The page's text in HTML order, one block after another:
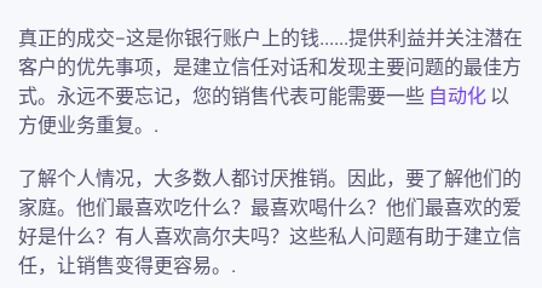
真正的成交--这是你银行账户上的钱......提供利益并关注潜在
客户的优先事项，是建立信任对话和发现主要问题的最佳方
式。永远不要忘记，您的销售代表可能需要一些 自动化以
方便业务重复。.
了解个人情况，大多数人都讨厌推销。因此，要了解他们的
家庭。他们最喜欢吃什么？最喜欢喝什么？他们最喜欢的爱
好是什么？有人喜欢高尔夫吗？这些私人问题有助于建立信
任，让销售变得更容易。.